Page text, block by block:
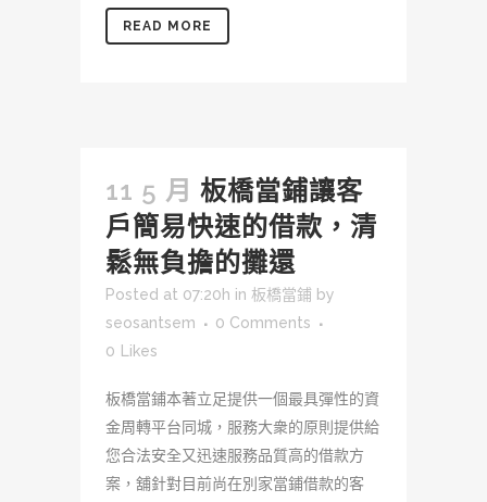
READ MORE
11 5 月 板橋當鋪讓客
戶簡易快速的借款，清
鬆無負擔的攤還
Posted at 07:20h in 板橋當鋪 by
seosantsem
0 Comments
0 Likes
板橋當鋪本著立足提供一個最具彈性的資
金周轉平台同城，服務大衆的原則提供給
您合法安全又迅速服務品質高的借款方
案，舖針對目前尚在別家當鋪借款的客